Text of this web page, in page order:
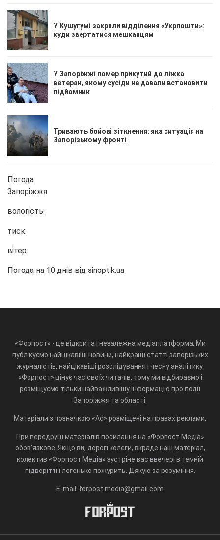
У Кушугумі закрили відділення «Укрпошти»:
куди звертатися мешканцям
У Запоріжжі помер прикутий до ліжка
ветеран, якому сусіди не давали встановити
підйомник
Тривають бойові зіткнення: яка ситуація на
Запорізькому фронті
Погода
Запоріжжя
вологість:
тиск:
вітер:
Погода на 10 днів від sinoptik.ua
«Форпост» - це відкрита і незалежна медіаплатформа. Ми
публікуємо найцікавіші новини, найкращі статті запорізьких
журналістів, найцікавіші розслідування і чесну аналітику.
«Форпост» цінує час своїх читачів, тому ми відбираємо і
розміщуємо тільки найважливішу інформацію про події
Запоріжжя та області.
Матеріали з позначкою «Ad» розміщені на правах реклами.
При передруці матеріалів посилання на «Форпост.Медіа»
обов'язкове. Якщо ви, дорогі колеги, вкраде наш матеріал,
колектив «Форпост.Медіа» зустріне вас ввечері в темній
підворітті і легенько пожурить. Дякую за розуміння.
E-mail: forpost.media@gmail.com